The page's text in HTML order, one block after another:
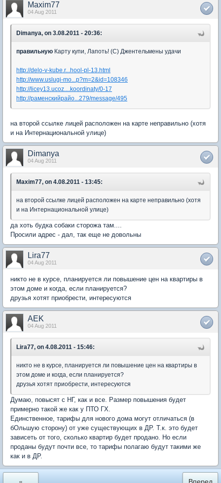
Maxim77
04 Aug 2011
Dimanya, on 3.08.2011 - 20:36:
правильную Карту купи, Лапоть! (С) Джентельмены удачи
http://delo-v-kube.r...hool-pl-13.html
http://www.uslugi-mo...p?m=2&id=108346
http://licey13.ucoz....koordinaty/0-17
http://раменскийрайо...279/message/495
на второй ссылке лицей расположен на карте неправильно (хотя
и на Интернациональной улице)
Dimanya
04 Aug 2011
Maxim77, on 4.08.2011 - 13:45:
на второй ссылке лицей расположен на карте неправильно (хотя
и на Интернациональной улице)
да хоть будка собаки сторожа там....
Просили адрес - дал, так еще не довольны
Lira77
04 Aug 2011
никто не в курсе, планируется ли повышение цен на квартиры в
этом доме и когда, если планируется?
друзья хотят приобрести, интересуются
AEK
04 Aug 2011
Lira77, on 4.08.2011 - 15:46:
никто не в курсе, планируется ли повышение цен на квартиры в
этом доме и когда, если планируется?
друзья хотят приобрести, интересуются
Думаю, повысят с НГ, как и все. Размер повышения будет
примерно такой же как у ПТО ГХ.
Единственное, тарифы для нового дома могут отличаться (в
бОльшую сторону) от уже существующих в ДР. Т.к. это будет
зависеть от того, сколько квартир будет продано. Но если
проданы будут почти все, то тарифы полагаю будут такими же
как и в ДР.